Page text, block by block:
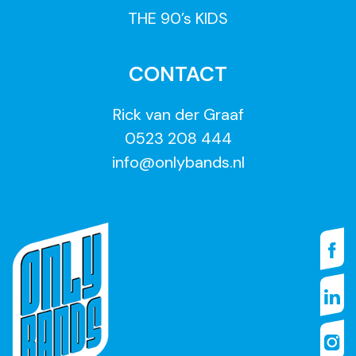
THE 90’s KIDS
CONTACT
Rick van der Graaf
0523 208 444
info@onlybands.nl